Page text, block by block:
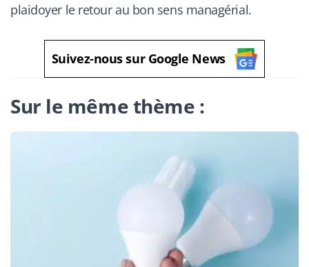
plaidoyer le retour au bon sens managérial.
Suivez-nous sur Google News
Sur le même thème :